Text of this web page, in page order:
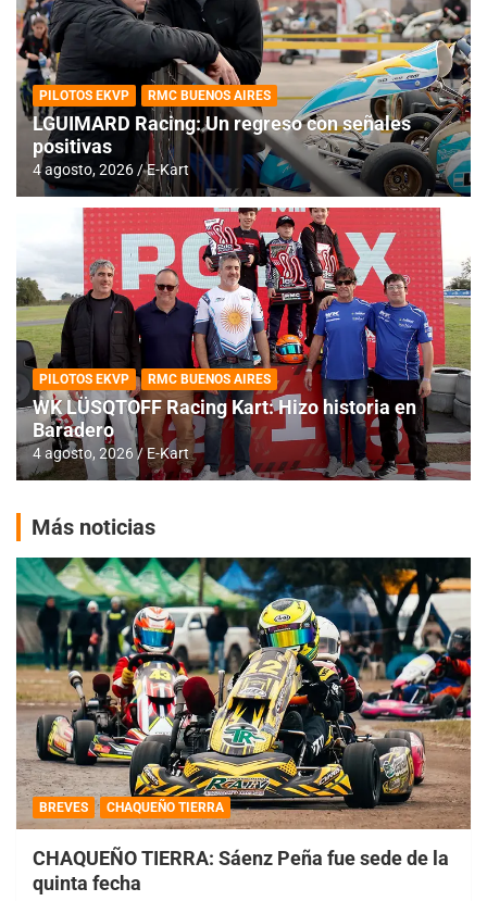
PILOTOS EKVP RMC BUENOS AIRES
LGUIMARD Racing: Un regreso con señales
positivas
4 agosto, 2026 E-Kart
PILOTOS EKVP RMC BUENOS AIRES
WK LÜSQTOFF Racing Kart: Hizo historia en
Baradero
4 agosto, 2026 E-Kart
Más noticias
BREVES CHAQUEÑO TIERRA
CHAQUEÑO TIERRA: Sáenz Peña fue sede de la
quinta fecha